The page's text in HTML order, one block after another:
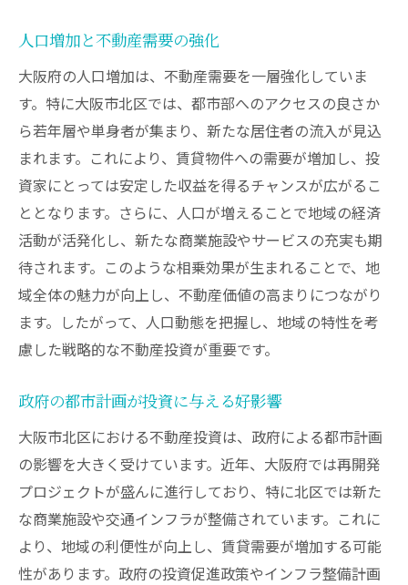
エリア特性を考慮した購入時期の見極め
将来価値を最大化するための売却戦略
商業施設と交通網が揃った北区での投資メリッ
ト
商業施設の集積がもたらす集客効果
交通インフラの充実が投資に与える影響
ビジネス需要の高いエリアのメリット
アクセスの良さが生む住みやすさ
交通網の拡張計画とその影響
商業エリアとの連携による収益アップ
大阪市北区の不動産市場が投資家に提供する新
新興市場としての北区の魅力
多様な物件選択が可能な市場
高い投資利回りを期待できる条件
市場調査から得られる貴重なインサイト
地域特性がもたらす差別化ポイント
今後の市場動向と投資戦略の最適化
人口増加と不動産需要の強化
大阪府の人口増加は、不動産需要を一層強化していま
す。特に大阪市北区では、都市部へのアクセスの良さか
ら若年層や単身者が集まり、新たな居住者の流入が見込
まれます。これにより、賃貸物件への需要が増加し、投
資家にとっては安定した収益を得るチャンスが広がるこ
ととなります。さらに、人口が増えることで地域の経済
活動が活発化し、新たな商業施設やサービスの充実も期
待されます。このような相乗効果が生まれることで、地
域全体の魅力が向上し、不動産価値の高まりにつながり
ます。したがって、人口動態を把握し、地域の特性を考
慮した戦略的な不動産投資が重要です。
政府の都市計画が投資に与える好影響
大阪市北区における不動産投資は、政府による都市計画
の影響を大きく受けています。近年、大阪府では再開発
プロジェクトが盛んに進行しており、特に北区では新た
な商業施設や交通インフラが整備されています。これに
より、地域の利便性が向上し、賃貸需要が増加する可能
性があります。政府の投資促進政策やインフラ整備計画